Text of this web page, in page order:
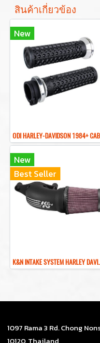
สินค้าเกี่ยวข้อง
New
New
Best Seller
K&N INTAKE SYSTEM
1097 Rama 3 Rd. Chong